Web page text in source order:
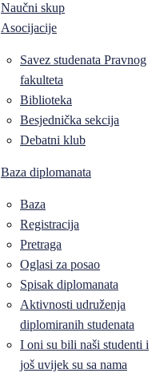
Naučni skup
Asocijacije
Savez studenata Pravnog
fakulteta
Biblioteka
Besjednička sekcija
Debatni klub
Baza diplomanata
Baza
Registracija
Pretraga
Oglasi za posao
Spisak diplomanata
Aktivnosti udruženja
diplomiranih studenata
I oni su bili naši studenti i
još uvijek su sa nama